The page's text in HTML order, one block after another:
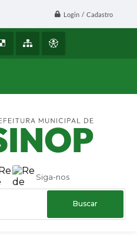
Login / Cadastro
Siga-nos